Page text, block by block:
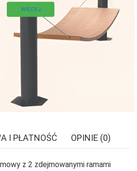
WIĘCEJ
I PŁATNOŚĆ OPINIE (0)
z 2 zdejmowanymi ramami